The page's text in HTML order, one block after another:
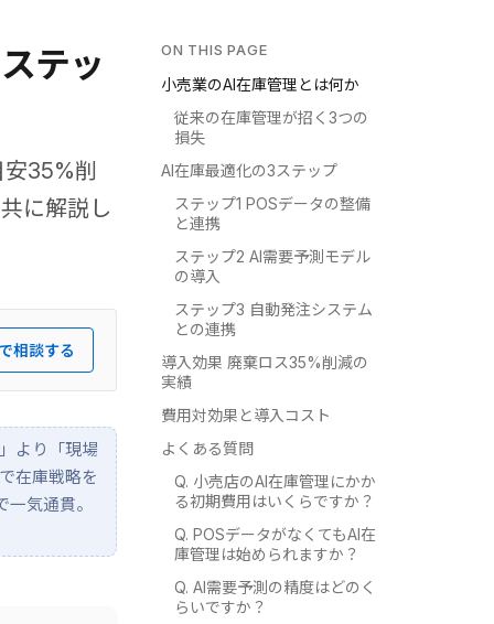
テッ
35%削
に解説し
相談する
より「現場
在庫戦略を
気通貫。
ON THIS PAGE
小売業のAI在庫管理とは何か
従来の在庫管理が招く3つの
損失
AI在庫最適化の3ステップ
ステップ1 POSデータの整備
と連携
ステップ2 AI需要予測モデル
の導入
ステップ3 自動発注システム
との連携
導入効果 廃棄ロス35%削減の
実績
費用対効果と導入コスト
よくある質問
Q. 小売店のAI在庫管理にかか
る初期費用はいくらですか？
Q. POSデータがなくてもAI在
庫管理は始められますか？
Q. AI需要予測の精度はどのく
らいですか？